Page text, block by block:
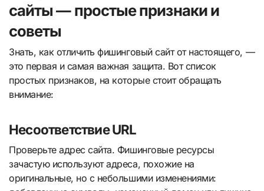
сайты — простые признаки и
советы
Знать, как отличить фишинговый сайт от настоящего, —
это первая и самая важная защита. Вот список
простых признаков, на которые стоит обращать
внимание:
Несоответствие URL
Проверьте адрес сайта. Фишинговые ресурсы
зачастую используют адреса, похожие на
оригинальные, но с небольшими изменениями: